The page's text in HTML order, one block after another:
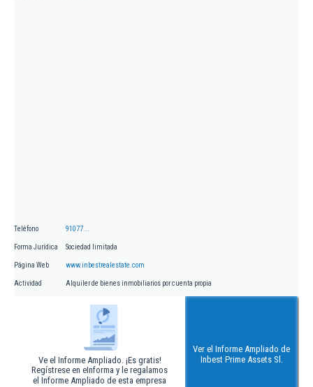
Teléfono 91077...
Forma Jurídica Sociedad limitada
Página Web www.inbestrealestate.com
Actividad Alquiler de bienes inmobiliarios por cuenta propia
Ve el Informe Ampliado. ¡Es gratis!
Regístrese en eInforma y le regalamos
el Informe Ampliado de esta empresa
Ver el Informe Ampliado de
Inbest Prime Assets Sl.